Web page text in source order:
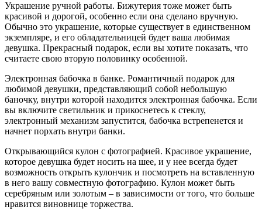
Украшение ручной работы. Бижутерия тоже может быть
красивой и дорогой, особенно если она сделано вручную.
Обычно это украшение, которые существует в единственном
экземпляре, и его обладательницей будет ваша любимая
девушка. Прекрасный подарок, если вы хотите показать, что
считаете свою вторую половинку особенной.
Электронная бабочка в банке. Романтичный подарок для
любимой девушки, представляющий собой небольшую
баночку, внутри которой находится электронная бабочка. Если
вы включите светильник и прикоснетесь к стеклу,
электронный механизм запустится, бабочка встрепенется и
начнет порхать внутри банки.
Открывающийся кулон с фотографией. Красивое украшение,
которое девушка будет носить на шее, и у нее всегда будет
возможность открыть кулончик и посмотреть на вставленную
в него вашу совместную фотографию. Кулон может быть
серебряным или золотым – в зависимости от того, что больше
нравится виновнице торжества.